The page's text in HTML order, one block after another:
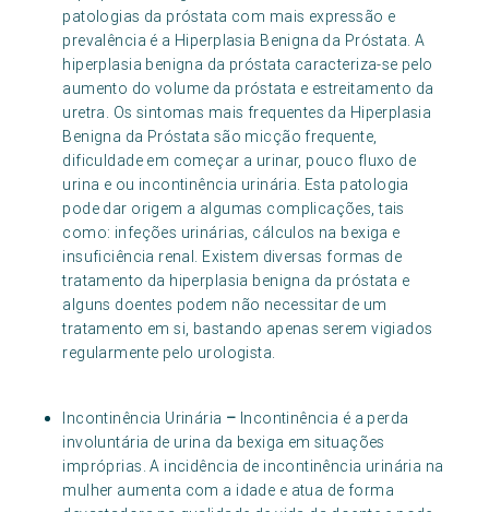
patologias da próstata com mais expressão e
prevalência é a Hiperplasia Benigna da Próstata. A
hiperplasia benigna da próstata caracteriza-se pelo
aumento do volume da próstata e estreitamento da
uretra. Os sintomas mais frequentes da Hiperplasia
Benigna da Próstata são micção frequente,
dificuldade em começar a urinar, pouco fluxo de
urina e ou incontinência urinária. Esta patologia
pode dar origem a algumas complicações, tais
como: infeções urinárias, cálculos na bexiga e
insuficiência renal. Existem diversas formas de
tratamento da hiperplasia benigna da próstata e
alguns doentes podem não necessitar de um
tratamento em si, bastando apenas serem vigiados
regularmente pelo urologista.
Incontinência Urinária – Incontinência é a perda
involuntária de urina da bexiga em situações
impróprias. A incidência de incontinência urinária na
mulher aumenta com a idade e atua de forma